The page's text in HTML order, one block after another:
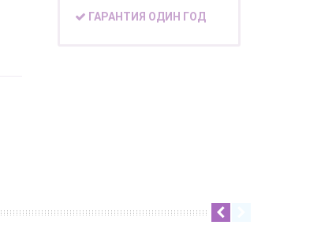
ГАРАНТИЯ ОДИН ГОД